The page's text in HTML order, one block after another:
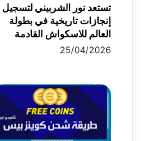
تستعد نور الشربيني لتسجيل
إنجازات تاريخية في بطولة
العالم للاسكواش القادمة
25/04/2026